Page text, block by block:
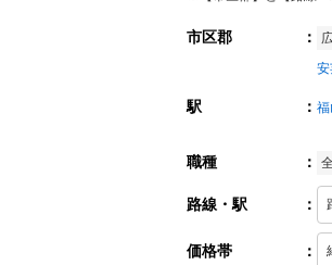
市区郡 ：
駅 ： 福
職種 ：
路線・駅 ：
価格帯 ：